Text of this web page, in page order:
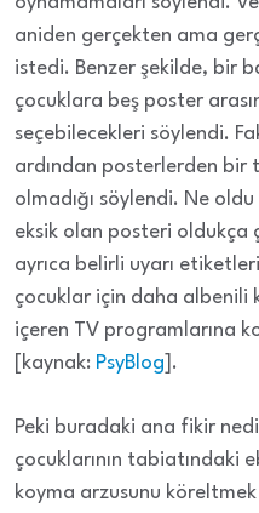
aniden gerçekten ama
istedi. Benzer şekilde, bir
çocuklara beş poster
seçebilecekleri söylendi.
ardından posterlerden bir
olmadığı söylendi. Ne
eksik olan posteri oldukça
ayrıca belirli uyarı
çocuklar için daha albenili
içeren TV programlarına
[kaynak: PsyBlog ].
Peki buradaki ana fikir
çocuklarının tabiatındaki
koyma arzusunu